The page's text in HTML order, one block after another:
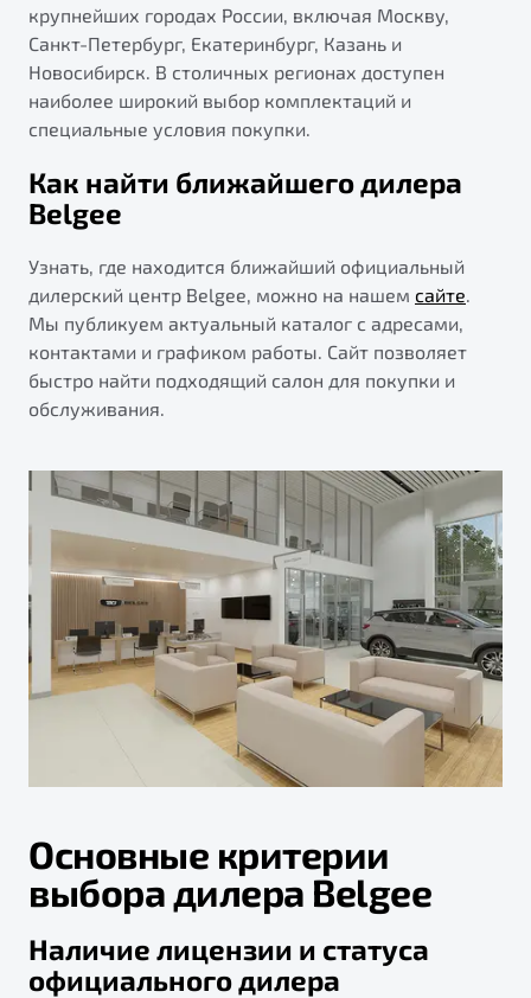
крупнейших городах России, включая Москву,
Санкт-Петербург, Екатеринбург, Казань и
Новосибирск. В столичных регионах доступен
наиболее широкий выбор комплектаций и
специальные условия покупки.
Как найти ближайшего дилера
Belgee
Узнать, где находится ближайший официальный
дилерский центр Belgee, можно на нашем сайте.
Мы публикуем актуальный каталог с адресами,
контактами и графиком работы. Сайт позволяет
быстро найти подходящий салон для покупки и
обслуживания.
Основные критерии
выбора дилера Belgee
Наличие лицензии и статуса
официального дилера